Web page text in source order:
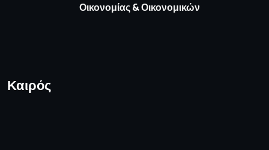
Οικονομίας & Οικονομικών
Καιρός